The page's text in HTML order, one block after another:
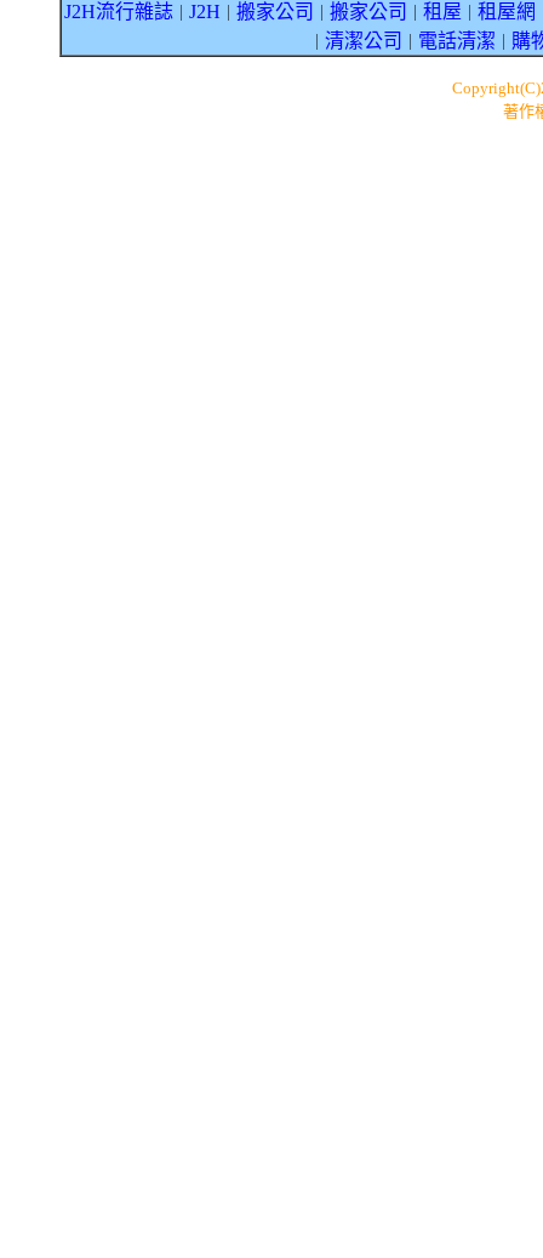
J2H流行雜誌 J2H 搬家公司 搬家公司 租屋 租屋網
清潔公司 電話清潔 購
著作